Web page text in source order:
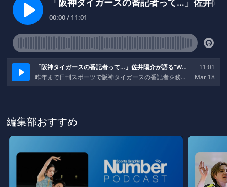
編集部おすすめ